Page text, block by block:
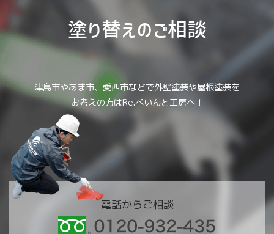
塗り替えのご相談
津島市やあま市、愛西市などで外壁塗装や屋根塗装を
お考えの方はRe.ぺいんと工房へ！
電話からご相談